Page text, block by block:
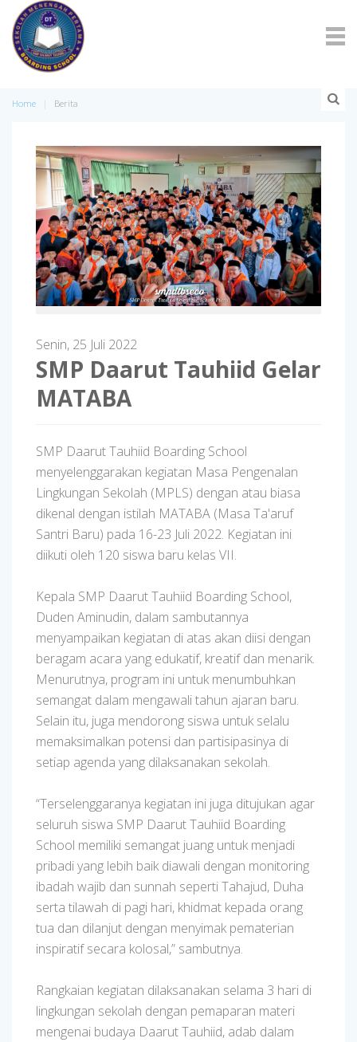
Home Berita
Senin, 25 Juli 2022
SMP Daarut Tauhiid Gelar
MATABA
SMP Daarut Tauhiid Boarding School
menyelenggarakan kegiatan Masa Pengenalan
Lingkungan Sekolah (MPLS) dengan atau biasa
dikenal dengan istilah MATABA (Masa Ta'aruf
Santri Baru) pada 16-23 Juli 2022. Kegiatan ini
diikuti oleh 120 siswa baru kelas VII.
Kepala SMP Daarut Tauhiid Boarding School,
Duden Aminudin, dalam sambutannya
menyampaikan kegiatan di atas akan diisi dengan
beragam acara yang edukatif, kreatif dan menarik.
Menurutnya, program ini untuk menumbuhkan
semangat dalam mengawali tahun ajaran baru.
Selain itu, juga mendorong siswa untuk selalu
memaksimalkan potensi dan partisipasinya di
setiap agenda yang dilaksanakan sekolah.
“Terselenggaranya kegiatan ini juga ditujukan agar
seluruh siswa SMP Daarut Tauhiid Boarding
School memiliki semangat juang untuk menjadi
pribadi yang lebih baik diawali dengan monitoring
ibadah wajib dan sunnah seperti Tahajud, Duha
serta tilawah di pagi hari, khidmat kepada orang
tua dan dilanjut dengan menyimak pematerian
inspiratif secara kolosal,” sambutnya.
Rangkaian kegiatan dilaksanakan selama 3 hari di
lingkungan sekolah dengan pemaparan materi
mengenai budaya Daarut Tauhiid, adab dalam